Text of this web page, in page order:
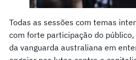
Todas as sessões com temas
com forte participação do
da vanguarda australiana em